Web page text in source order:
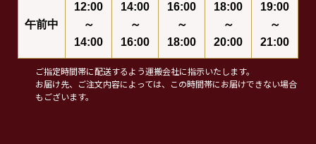
午前中
12:00
～
14:00
14:00
～
16:00
16:00
～
18:00
18:00
～
20:00
19:00
～
21:00
ご指定時間帯に配送するよう運搬会社に指示いたします。
お届け先、ご注文内容によっては、この時間帯にお届けできない場合
もございます。